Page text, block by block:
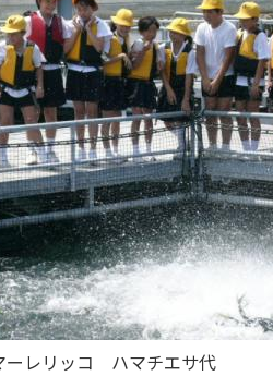
ーレリッコ ハマチエサ代